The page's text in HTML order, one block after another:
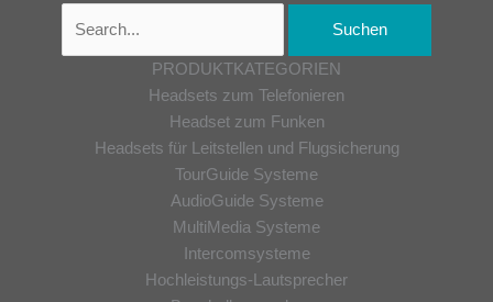
PRODUKTKATEGORIEN
Headsets zum Telefonieren
Headset zum Funken
Headsets für Leitstellen und Flugsicherung
TourGuide Systeme
AudioGuide Systeme
MultiMedia Systeme
Intercomsysteme
Hochleistungs-Lautsprecher